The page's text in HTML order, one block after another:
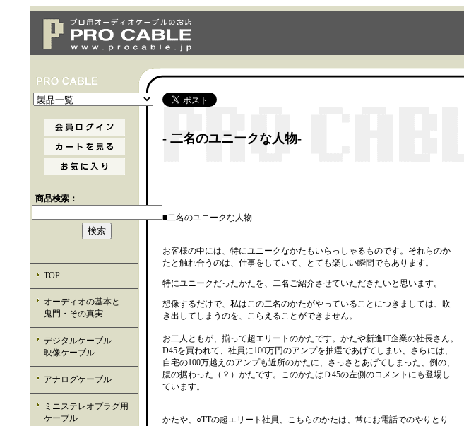
商品検索：
TOP
オーディオの基本と
鬼門・その真実
デジタルケーブル
映像ケーブル
アナログケーブル
ミニステレオプラグ用
ケーブル
- 二名のユニークな人物-
■二名のユニークな人物
お客様の中には、特にユニークなかたもいらっしゃるものです。それらのか
たと触れ合うのは、仕事をしていて、とても楽しい瞬間でもあります。
特にユニークだったかたを、二名ご紹介させていただきたいと思います。
想像するだけで、私はこの二名のかたがやっていることにつきましては、吹
き出してしまうのを、こらえることができません。
お二人ともが、揃って超エリートのかたです。かたや新進IT企業の社長さん。
D45を買われて、社員に100万円のアンプを抽選であげてしまい、さらには、
自宅の100万越えのアンプも近所のかたに、さっさとあげてしまった、例の、
腹の据わった（？）かたです。このかたはＤ45の左側のコメントにも登場し
ています。
かたや、○TTの超エリート社員、こちらのかたは、常にお電話でのやりとり